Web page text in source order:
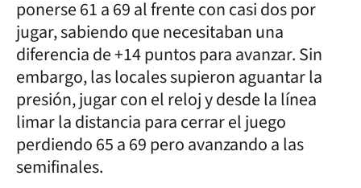
ponerse 61 a 69 al frente con casi dos por
jugar, sabiendo que necesitaban una
diferencia de +14 puntos para avanzar. Sin
embargo, las locales supieron aguantar la
presión, jugar con el reloj y desde la línea
limar la distancia para cerrar el juego
perdiendo 65 a 69 pero avanzando a las
semifinales.